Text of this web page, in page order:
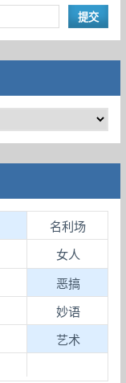
名利场
女人
恶搞
妙语
艺术